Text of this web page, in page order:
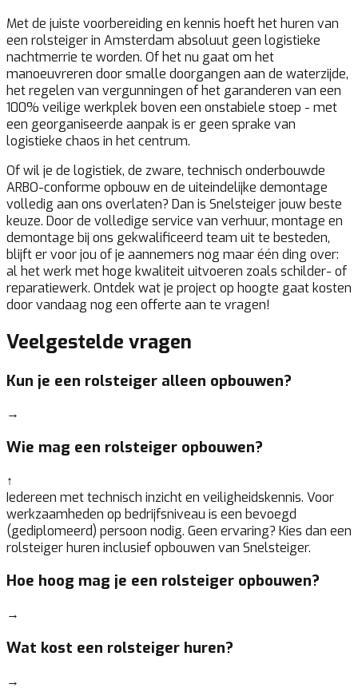
Met de juiste voorbereiding en kennis hoeft het huren van
een rolsteiger in Amsterdam absoluut geen logistieke
nachtmerrie te worden. Of het nu gaat om het
manoeuvreren door smalle doorgangen aan de waterzijde,
het regelen van vergunningen of het garanderen van een
100% veilige werkplek boven een onstabiele stoep - met
een georganiseerde aanpak is er geen sprake van
logistieke chaos in het centrum.
Of wil je de logistiek, de zware, technisch onderbouwde
ARBO-conforme opbouw en de uiteindelijke demontage
volledig aan ons overlaten? Dan is Snelsteiger jouw beste
keuze. Door de volledige service van verhuur, montage en
demontage bij ons gekwalificeerd team uit te besteden,
blijft er voor jou of je aannemers nog maar één ding over:
al het werk met hoge kwaliteit uitvoeren zoals schilder- of
reparatiewerk. Ontdek wat je project op hoogte gaat kosten
door vandaag nog een offerte aan te vragen!
Veelgestelde vragen
Kun je een rolsteiger alleen opbouwen?
→
Wie mag een rolsteiger opbouwen?
↑
Iedereen met technisch inzicht en veiligheidskennis. Voor
werkzaamheden op bedrijfsniveau is een bevoegd
(gediplomeerd) persoon nodig. Geen ervaring? Kies dan een
rolsteiger huren inclusief opbouwen van Snelsteiger.
Hoe hoog mag je een rolsteiger opbouwen?
→
Wat kost een rolsteiger huren?
→